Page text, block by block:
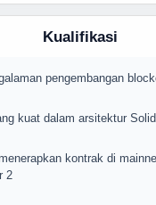
Kualifikasi
pengembangan
kuat dalam arsitektur
kontrak di
2